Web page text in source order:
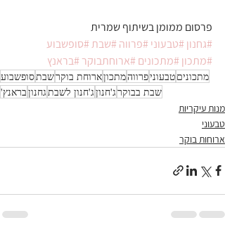
פרסום ממומן בשיתוף שמרית
#גחנון#טבעוני#פרווה#שבת#סופשבוע
#מתכון#מתכונים#ארוחתבוקר#בראנץ
מתכוניםטבעוניפרווהמתכוןארוחת בוקרשבתסופשבוע
שבת בבוקרג'חנוןג'חנון לשבת גחנוןבראנץ'
מנות עיקריות
טבעוני
ארוחות בוקר